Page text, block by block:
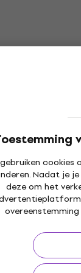
Nadat je
deze om het